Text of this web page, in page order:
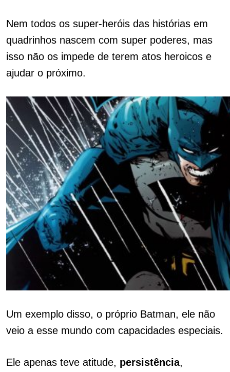
Nem todos os super-heróis das histórias em
quadrinhos nascem com super poderes, mas
isso não os impede de terem atos heroicos e
ajudar o próximo.
Um exemplo disso, o próprio Batman, ele não
veio a esse mundo com capacidades especiais.
Ele apenas teve atitude, persistência,